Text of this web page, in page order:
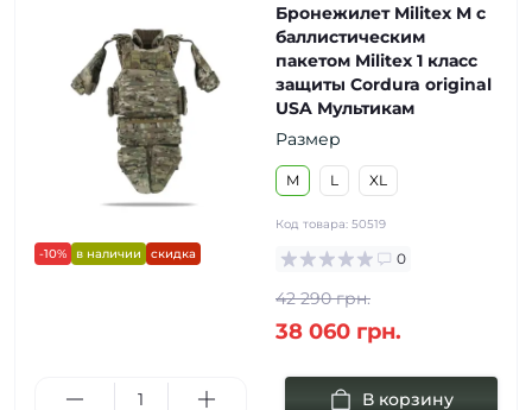
-10% в наличии скидка
Бронежилет Militex M с
баллистическим
пакетом Militex 1 класс
защиты Cordura original
USA Мультикам
Размер
M L XL
Код товара: 50519
0
42 290 грн.
38 060 грн.
В корзину